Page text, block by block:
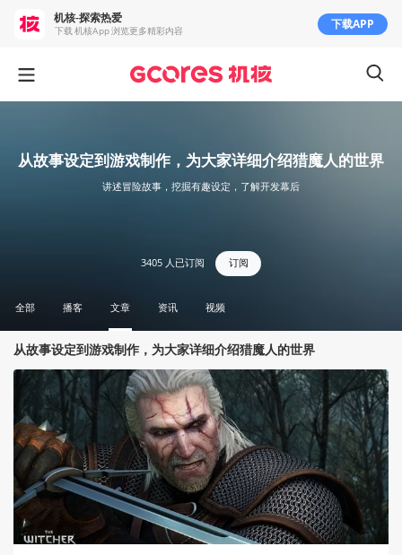
从故事设定到游戏制作，为大家详细介绍猎魔人的世界
讲述冒险故事，挖掘有趣设定，了解开发幕后
3405 人已订阅 订阅
全部 播客 文章 资讯 视频
从故事设定到游戏制作，为大家详细介绍猎魔人的世界
机核-探索热爱
下载 机核App 浏览更多精彩内容 下载APP